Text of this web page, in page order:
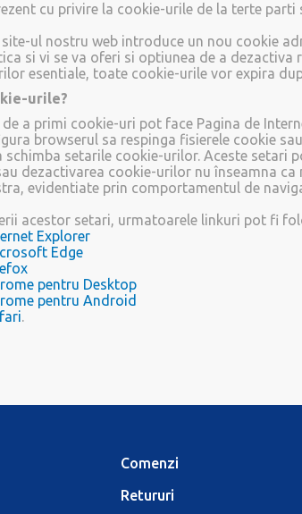
cu privire la cookie-urile de la terte
ul nostru web introduce un nou cookie
si vi se va oferi si optiunea de a dezactiva
esentiale, toate cookie-urile vor expira
urile?
de a primi cookie-uri pot face Pagina de
browserul sa respinga fisierele cookie
setarile cookie-urilor. Aceste setari
dezactivarea cookie-urilor nu înseamna
evidentiate prin comportamentul de
acestor setari, urmatoarele linkuri pot fi
Explorer
Edge
pentru Desktop
pentru Android
.
Comenzi
Retururi